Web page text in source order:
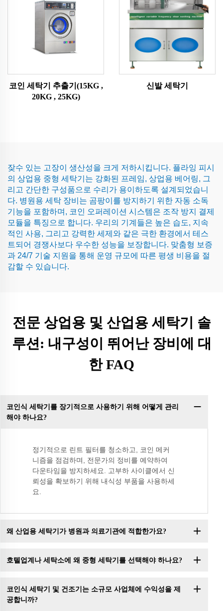
코인 세탁기 추출기(15KG ,
20KG , 25KG)
신발 세탁기
잦수 있는 고장이 생산성을 크게 저하시킵니다. 플라잉 피시
의 상업용 중형 세탁기는 강화된 프레임, 상업용 베어링, 그
리고 간단한 구성품으로 수리가 용이하도록 설계되었습니
다. 병원용 세탁 장비는 곰팡이를 방지하기 위한 자동 소독
기능을 포함하며, 코인 오퍼레이션 시스템은 조작 방지 결제
모듈을 특징으로 합니다. 우리의 기계들은 높은 습도, 지속
적인 사용, 그리고 강력한 세제와 같은 극한 환경에서 테스
트되어 경쟁사보다 우수한 성능을 보장합니다. 맞춤형 보증
과 24/7 기술 지원을 통해 운영 규모에 따른 평생 비용을 절
감할 수 있습니다.
전문 상업용 및 산업용 세탁기 솔
루션: 내구성이 뛰어난 장비에 대
한 FAQ
코인식 세탁기를 장기적으로 사용하기 위해 어떻게 관리
해야 하나요?
정기적으로 린트 필터를 청소하고, 코인 메커
니즘을 점검하며, 전문가의 정비를 예약하여
다운타임을 방지하세요. 고부하 사이클에서 신
뢰성을 확보하기 위해 내식성 부품을 사용하세
요.
왜 산업용 세탁기가 병원과 의료기관에 적합한가요?
호텔업계나 세탁소에 왜 중형 세탁기를 선택해야 하나요?
코인식 세탁기 및 건조기는 소규모 사업체에 수익성을 제
공합니까?